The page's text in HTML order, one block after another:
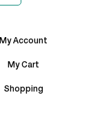
My Account
My Cart
Shopping